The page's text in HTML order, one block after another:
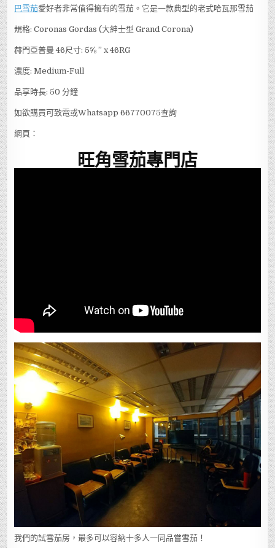
巴雪茄愛好者非常值得擁有的雪茄。它是一款典型的老式哈瓦那雪茄
規格: Coronas Gordas (大紳士型 Grand Corona)
赫門亞普曼 46尺寸: 5⅝ ” x 46RG
濃度: Medium-Full
品享時長: 50 分鐘
如欲購買可致電或Whatsapp 66770075查詢
網頁：
旺角雪茄專門店
我們的試雪茄房，最多可以容納十多人一同品嘗雪茄！